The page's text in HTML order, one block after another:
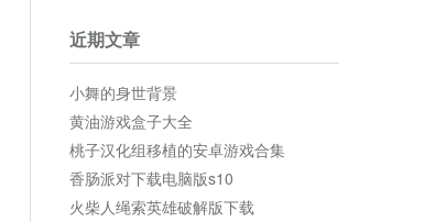
近期文章
小舞的身世背景
黄油游戏盒子大全
桃子汉化组移植的安卓游戏合集
香肠派对下载电脑版s10
火柴人绳索英雄破解版下载